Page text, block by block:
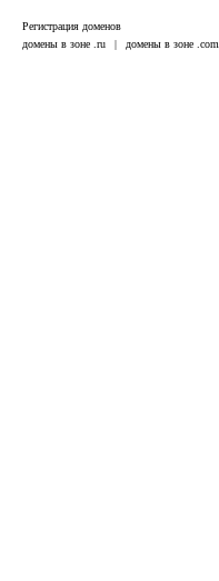
Регистрация доменов
домены в зоне .ru
| домены в зоне .com